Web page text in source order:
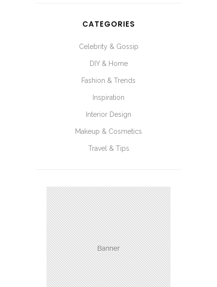
CATEGORIES
Celebrity & Gossip
DIY & Home
Fashion & Trends
Inspiration
Interior Design
Makeup & Cosmetics
Travel & Tips